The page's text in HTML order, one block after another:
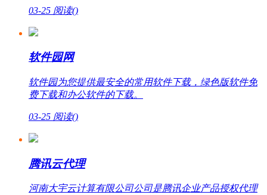
03-25 阅读()
软件园网
软件园为您提供最安全的常用软件下载，绿色版软件免
费下载和办公软件的下载。
03-25 阅读()
腾讯云代理
河南大宇云计算有限公司公司是腾讯企业产品授权代理